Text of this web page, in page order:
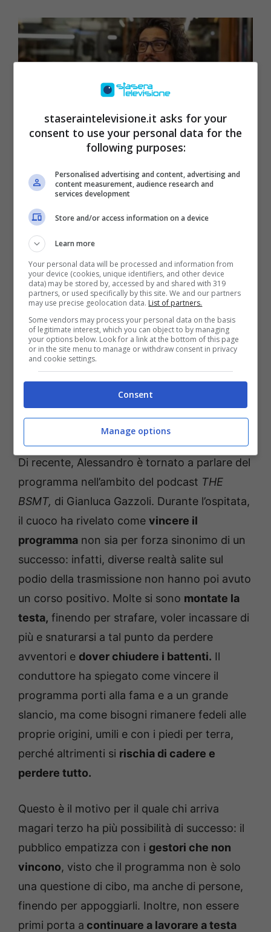
Alessandro Borghese, lo chef e conduttore –
(Staseraintelevisione.it)
Nel programma Borghese porta sugli schermi
non sono un gioco culinario, ma un viaggio
nellacultura culinaria del Bel Paese,
esplorando le sue regioni e i loro piatti tipici,
dando visibilità a luoghi non così conosciuti.
Oltre alla bellezza dei posti, il format si
distingue per isipariettiesilaranti che vedono
Borghese al centro della scena. Il conduttore
spesso è molto
concorrenti, riprendendoli per le loro
mancanze senza peli sulla lingua.
Di recente, Alessandro è tornato a parlare del
programma nell’ambito del podcast THE
BSMT, di Gianluca Gazzoli. Durante l’ospitata,
il cuoco ha rivelato come vincere il
programma non sia per forza sinonimo di un
successo: infatti, diverse realtà salite sul
podio della trasmissione non hanno poi avuto
un corso positivo. Molte si sono montate la
testa, finendo per strafare, voler incassare di
più e snaturarsi a tal punto da perdere
avventori e dover chiudere i battenti. Il
conduttore ha spiegato come vincere il
programma porti alla fama e a un grande
slancio, ma come bisogni rimanere fedeli alle
proprie origini, umili e con i piedi per terra,
perché altrimenti si rischia di cadere e
perdere tutto.
Questo è il motivo per il quale chi arriva
magari terzo ha più possibilità di successo: il
pubblico empatizza con i gestori che non
vincono, visto che il programma non è solo
una questione di cibo, ma anche di persone,
finendo per appoggiarli. Inoltre, non essere
primi porta a continuare a lavorare a testa
staseraintelevisione.it asks for your
consent to use your personal data for the
following purposes:
Personalised advertising and content, advertising and
content measurement, audience research and
services development
Store and/or access information on a device
Learn more
Your personal data will be processed and information from
your device (cookies, unique identifiers, and other device
data) may be stored by, accessed by and shared with 319
partners, or used specifically by this site. We and our partners
may use precise geolocation data. List of partners.
Some vendors may process your personal data on the basis
of legitimate interest, which you can object to by managing
your options below. Look for a link at the bottom of this page
or in the site menu to manage or withdraw consent in privacy
and cookie settings.
Consent
Manage options